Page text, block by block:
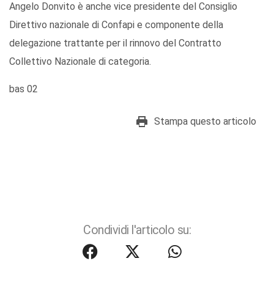
Angelo Donvito è anche vice presidente del Consiglio
Direttivo nazionale di Confapi e componente della
delegazione trattante per il rinnovo del Contratto
Collettivo Nazionale di categoria.
bas 02
Stampa questo articolo
Condividi l'articolo su: